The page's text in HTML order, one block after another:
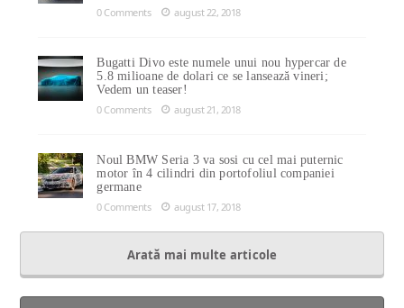
0 Comments
august 22, 2018
Bugatti Divo este numele unui nou hypercar de
5.8 milioane de dolari ce se lansează vineri;
Vedem un teaser!
0 Comments
august 21, 2018
Noul BMW Seria 3 va sosi cu cel mai puternic
motor în 4 cilindri din portofoliul companiei
germane
0 Comments
august 17, 2018
Arată mai multe articole